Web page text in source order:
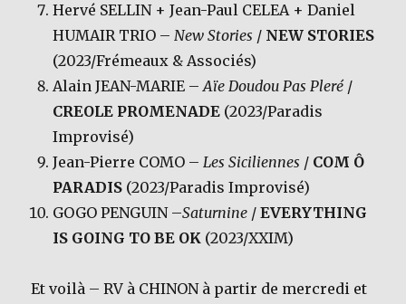
Hervé SELLIN + Jean-Paul CELEA + Daniel
HUMAIR TRIO –New Stories / NEW STORIES
(2023/Frémeaux & Associés)
Alain JEAN-MARIE –Aïe Doudou Pas Pleré/
CREOLE PROMENADE (2023/Paradis
Improvisé)
Jean-Pierre COMO –Les Siciliennes / COM Ô
PARADIS (2023/Paradis Improvisé)
GOGO PENGUIN –Saturnine /EVERYTHING
IS GOING TO BE OK (2023/XXIM)
Et voilà – RV à CHINON à partir de mercredi et